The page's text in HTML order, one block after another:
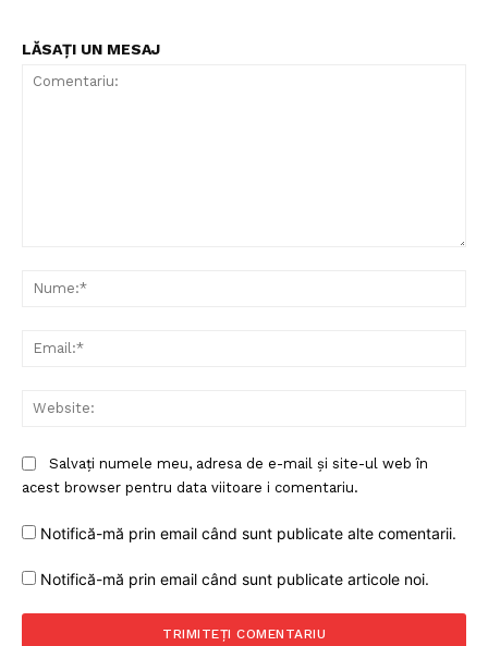
Un proiect
FREEDOM HOUSE ROMÂNIA
LĂSAȚI UN MESAJ
Salvați numele meu, adresa de e-mail și site-ul web în
acest browser pentru data viitoare i comentariu.
Notifică-mă prin email când sunt publicate alte comentarii.
Notifică-mă prin email când sunt publicate articole noi.